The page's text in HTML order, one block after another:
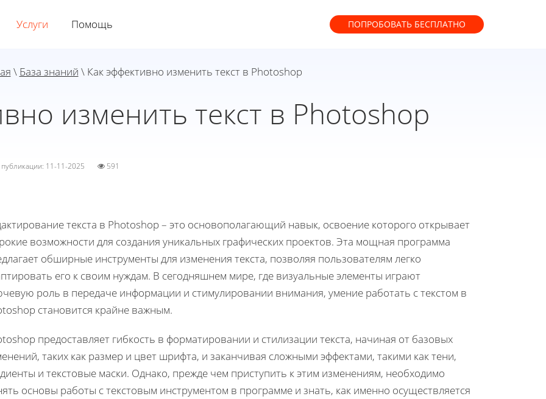
Услуги Помощь ПОПРОБОВАТЬ БЕСПЛАТНО
\ База знаний \ Как эффективно изменить текст в Photoshop
изменить текст в Photoshop
публикации: 11-11-2025 591
текста в Photoshop – это основополагающий навык, освоение которого открывает
возможности для создания уникальных графических проектов. Эта мощная программа
обширные инструменты для изменения текста, позволяя пользователям легко
его к своим нуждам. В сегодняшнем мире, где визуальные элементы играют
роль в передаче информации и стимулировании внимания, умение работать с текстом в
становится крайне важным.
предоставляет гибкость в форматировании и стилизации текста, начиная от базовых
таких как размер и цвет шрифта, и заканчивая сложными эффектами, такими как тени,
и текстовые маски. Однако, прежде чем приступить к этим изменениям, необходимо
основы работы с текстовым инструментом в программе и знать, как именно осуществляется